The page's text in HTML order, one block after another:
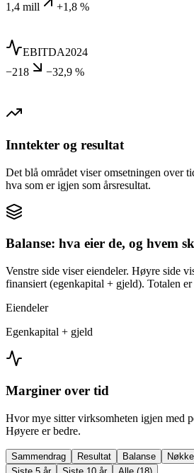
1,4 mill
+1,8 %
EBITDA2024
−218
−32,9 %
Inntekter og resultat
Det blå området viser omsetningen over
hva som er igjen som årsresultat.
Balanse: hva eier de, og hvem
Venstre side viser eiendeler. Høyre side
finansiert (egenkapital + gjeld). Totalen
Eiendeler
Egenkapital + gjeld
Marginer over tid
Hvor mye sitter virksomheten igjen med
Høyere er bedre.
Sammendrag Resultat Balanse